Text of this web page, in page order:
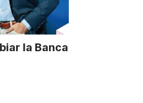
la Banca